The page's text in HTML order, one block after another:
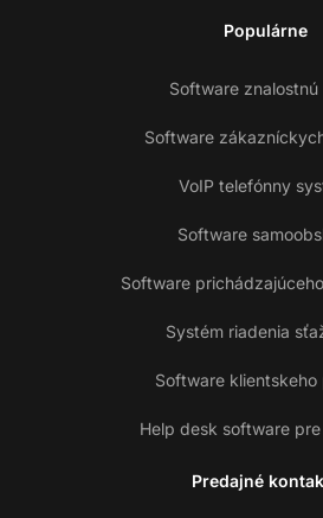
Populárne
Software znalostnú
Software
VoIP telefónny
Software
Software
Systém riadenia
Software klientskeho
Help desk software
Predajné